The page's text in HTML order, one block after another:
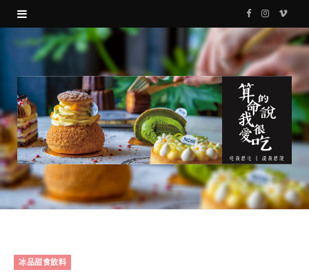
F
a
c
e
b
o
k
I
s
g
r
a
V
i
冰品甜食飲料